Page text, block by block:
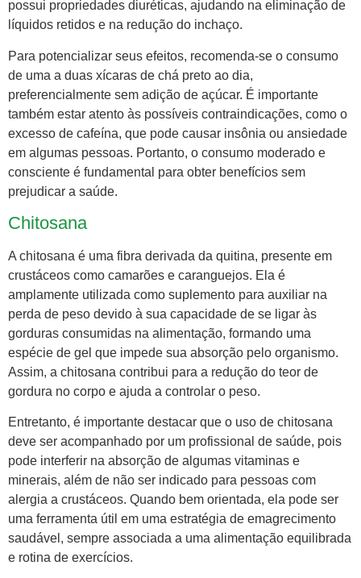
possui propriedades diuréticas, ajudando na eliminação de
líquidos retidos e na redução do inchaço.
Para potencializar seus efeitos, recomenda-se o consumo
de uma a duas xícaras de chá preto ao dia,
preferencialmente sem adição de açúcar. É importante
também estar atento às possíveis contraindicações, como o
excesso de cafeína, que pode causar insônia ou ansiedade
em algumas pessoas. Portanto, o consumo moderado e
consciente é fundamental para obter benefícios sem
prejudicar a saúde.
Chitosana
A chitosana é uma fibra derivada da quitina, presente em
crustáceos como camarões e caranguejos. Ela é
amplamente utilizada como suplemento para auxiliar na
perda de peso devido à sua capacidade de se ligar às
gorduras consumidas na alimentação, formando uma
espécie de gel que impede sua absorção pelo organismo.
Assim, a chitosana contribui para a redução do teor de
gordura no corpo e ajuda a controlar o peso.
Entretanto, é importante destacar que o uso de chitosana
deve ser acompanhado por um profissional de saúde, pois
pode interferir na absorção de algumas vitaminas e
minerais, além de não ser indicado para pessoas com
alergia a crustáceos. Quando bem orientada, ela pode ser
uma ferramenta útil em uma estratégia de emagrecimento
saudável, sempre associada a uma alimentação equilibrada
e rotina de exercícios.